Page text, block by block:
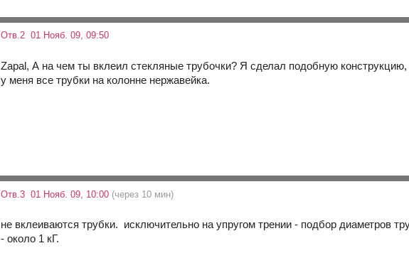
Отв.2 01 Нояб. 09, 09:50
Zapal, А на чем ты вклеил стекляные трубочки? Я сделал подобную
у меня все трубки на колонне нержавейка.
Отв.3 01 Нояб. 09, 10:00 (через 10 мин)
не вклеиваются трубки. исключительно на упругом трении - подбор диаметров
- около 1 кГ.